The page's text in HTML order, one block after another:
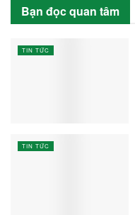
Bạn đọc quan tâm
TIN TỨC
TIN TỨC